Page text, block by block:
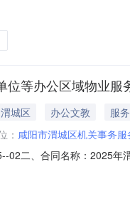
其它方式。二、项目概
位等办公区域物业服
城区 办公文教
服务
： 咸阳市渭城区机关事务
02二、合同名称：2025
区创新科技园310室联系